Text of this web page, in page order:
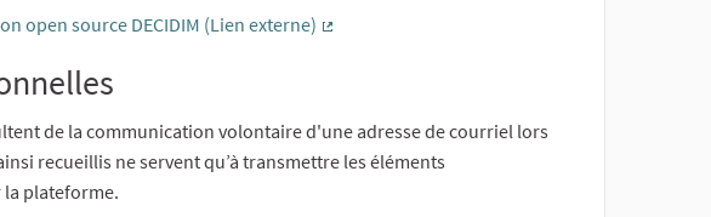
open source DECIDIM (Lien externe)
de la communication volontaire d'une adresse de courriel lors
recueillis ne servent qu’à transmettre les éléments
la plateforme.